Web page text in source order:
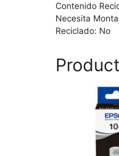
Contenido
Necesita
Reciclado: No